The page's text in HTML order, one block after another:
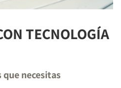
TECNOLOGÍA
necesitas